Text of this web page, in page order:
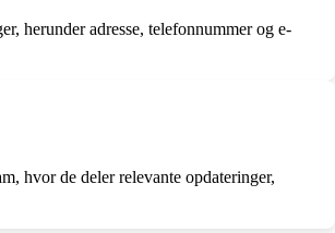
herunder adresse, telefonnummer og e-
hvor de deler relevante opdateringer,